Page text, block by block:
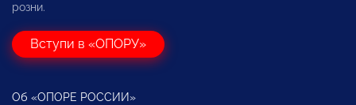
розни.
Вступи в «ОПОРУ»
Об «ОПОРЕ РОССИИ»